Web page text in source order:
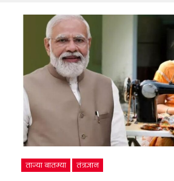
ताज्या बातम्या तंत्रज्ञान